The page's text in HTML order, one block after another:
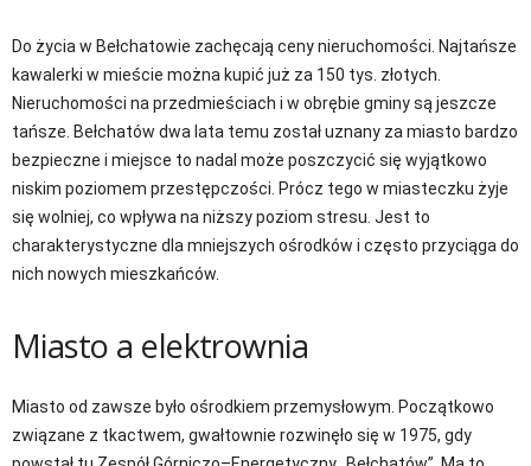
Do życia w Bełchatowie zachęcają ceny nieruchomości. Najtańsze
kawalerki w mieście można kupić już za 150 tys. złotych.
Nieruchomości na przedmieściach i w obrębie gminy są jeszcze
tańsze. Bełchatów dwa lata temu został uznany za miasto bardzo
bezpieczne i miejsce to nadal może poszczycić się wyjątkowo
niskim poziomem przestępczości. Prócz tego w miasteczku żyje
się wolniej, co wpływa na niższy poziom stresu. Jest to
charakterystyczne dla mniejszych ośrodków i często przyciąga do
nich nowych mieszkańców.
Miasto a elektrownia
Miasto od zawsze było ośrodkiem przemysłowym. Początkowo
związane z tkactwem, gwałtownie rozwinęło się w 1975, gdy